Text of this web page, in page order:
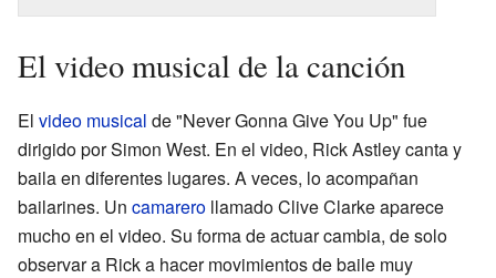
El video musical de la canción
El video musical de "Never Gonna Give You Up" fue
dirigido por Simon West. En el video, Rick Astley canta y
baila en diferentes lugares. A veces, lo acompañan
bailarines. Un camarero llamado Clive Clarke aparece
mucho en el video. Su forma de actuar cambia, de solo
observar a Rick a hacer movimientos de baile muy